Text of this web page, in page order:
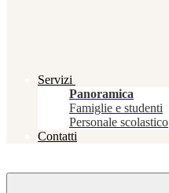
Servizi
Panoramica
Famiglie e studenti
Personale scolastico
Contatti